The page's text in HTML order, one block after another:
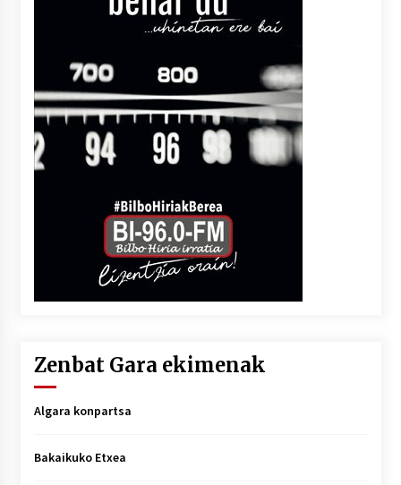
Zenbat Gara ekimenak
Algara konpartsa
Bakaikuko Etxea